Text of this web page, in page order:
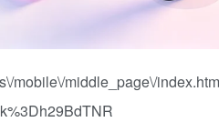
mobile\/middle_page\/